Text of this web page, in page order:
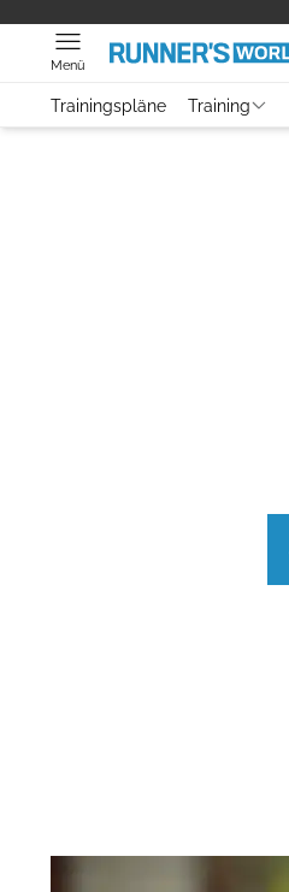
Menü
Trainingspläne Training